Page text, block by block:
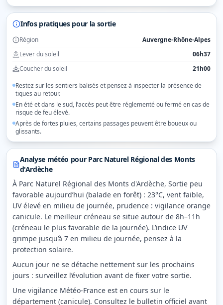
Infos pratiques pour la sortie
Région
Auvergne-Rhône-Alpes
Lever du soleil
06h37
Coucher du soleil
21h00
Restez sur les sentiers balisés et pensez à inspecter la présence de
tiques au retour.
En été et dans le sud, l’accès peut être réglementé ou fermé en cas de
risque de feu élevé.
Après de fortes pluies, certains passages peuvent être boueux ou
glissants.
Analyse météo pour Parc Naturel Régional des Monts
d'Ardèche
À Parc Naturel Régional des Monts d'Ardèche, Sortie peu
favorable aujourd’hui (balade en forêt) : 23°C, vent faible,
UV élevé en milieu de journée, prudence : vigilance orange
canicule. Le meilleur créneau se situe autour de 8h–11h
(créneau le plus favorable de la journée). L’indice UV
grimpe jusqu’à 7 en milieu de journée, pensez à la
protection solaire.
Aucun jour ne se détache nettement sur les prochains
jours : surveillez l’évolution avant de fixer votre sortie.
Une vigilance Météo-France est en cours sur le
département (canicule). Consultez le bulletin officiel avant